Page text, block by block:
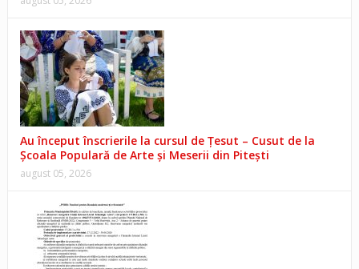
Au început înscrierile la cursul de Țesut – Cusut de la
Școala Populară de Arte și Meserii din Pitești
august 05, 2026